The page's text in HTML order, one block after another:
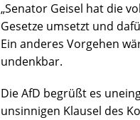
„Senator Geisel hat die
Gesetze umsetzt und
Ein anderes Vorgehen
undenkbar.
Die AfD begrüßt es
unsinnigen Klausel des